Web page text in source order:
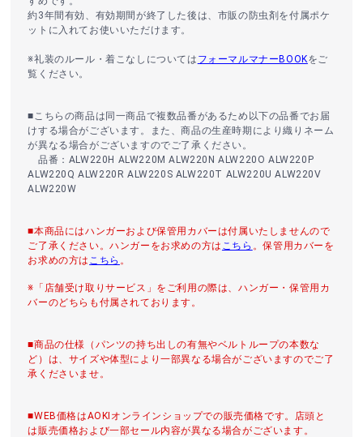
約3年間有効、有効期間が終了した後は、市販の防虫剤を付属ポケ
ットに入れてお使いいただけます。
※礼装のルール・着こなしについては フォーマルマナーBOOKをご
覧ください。
■こちらの商品は同一商品で複数品番があるため以下の品番でお届
けする場合がございます。また、商品の生産時期により織りネーム
が異なる場合がございますのでご了承ください。
品番：ALW220H ALW220M ALW220N ALW220O ALW220P
ALW220Q ALW220R ALW220S ALW220T ALW220U ALW220V
ALW220W
■本商品にはハンガーおよび保管用カバーは付属いたしませんので
ご了承ください。ハンガーをお求めの方は こちら 。保管用カバーを
お求めの方は こちら 。
※「店舗受け取りサービス」をご利用の際は、ハンガー・保管用カ
バーのどちらも付属されております。
■商品の仕様（パンツの持ち出しの有無やベルトループの本数な
ど）は、サイズや体型により一部異なる場合がございますのでご了
承くださいませ。
■WEB価格はAOKIオンラインショップでの販売価格です。店頭と
は販売価格および一部セール内容が異なる場合がございます。